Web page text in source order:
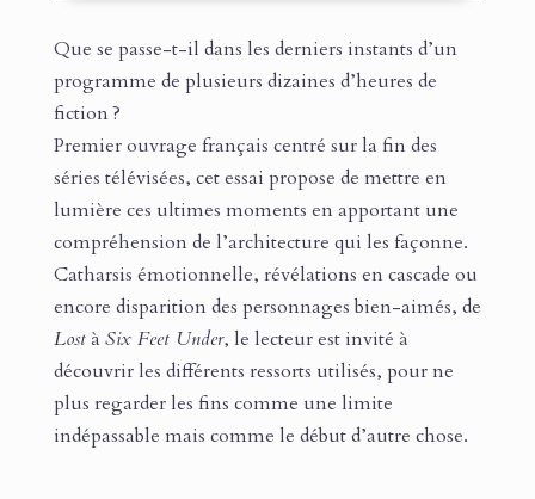
Que se passe-t-il dans les derniers instants d’un
programme de plusieurs dizaines d’heures de
fiction ?
Premier ouvrage français centré sur la fin des
séries télévisées, cet essai propose de mettre en
lumière ces ultimes moments en apportant une
compréhension de l’architecture qui les façonne.
Catharsis émotionnelle, révélations en cascade ou
encore disparition des personnages bien-aimés, de
Lostà Six Feet Under, le lecteur est invité à
découvrir les différents ressorts utilisés, pour ne
plus regarder les fins comme une limite
indépassable mais comme le début d’autre chose.